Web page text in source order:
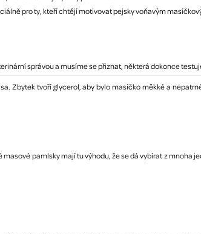
pro ty, kteří chtějí motivovat pejsky voňavým
správou a musíme se přiznat, některá dokonce
Zbytek tvoří glycerol, aby bylo masíčko měkké a
pamlsky mají tu výhodu, že se dá vybírat z mnoha